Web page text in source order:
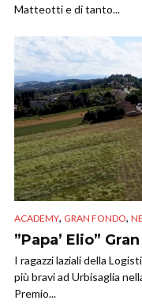
Matteotti e di tanto...
ACADEMY, GRAN FONDO,
”Papa’ Elio”
I ragazzi laziali della
più bravi ad Urbisaglia
Premio...